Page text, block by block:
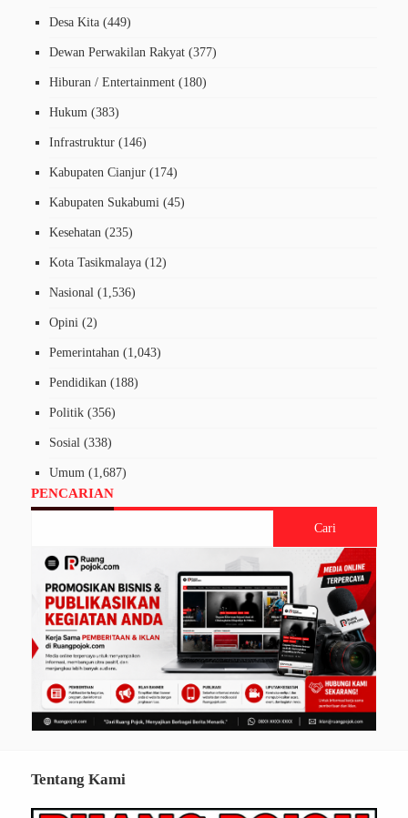
Desa Kita (449)
Dewan Perwakilan Rakyat (377)
Hiburan / Entertainment (180)
Hukum (383)
Infrastruktur (146)
Kabupaten Cianjur (174)
Kabupaten Sukabumi (45)
Kesehatan (235)
Kota Tasikmalaya (12)
Nasional (1,536)
Opini (2)
Pemerintahan (1,043)
Pendidikan (188)
Politik (356)
Sosial (338)
Umum (1,687)
PENCARIAN
Tentang Kami